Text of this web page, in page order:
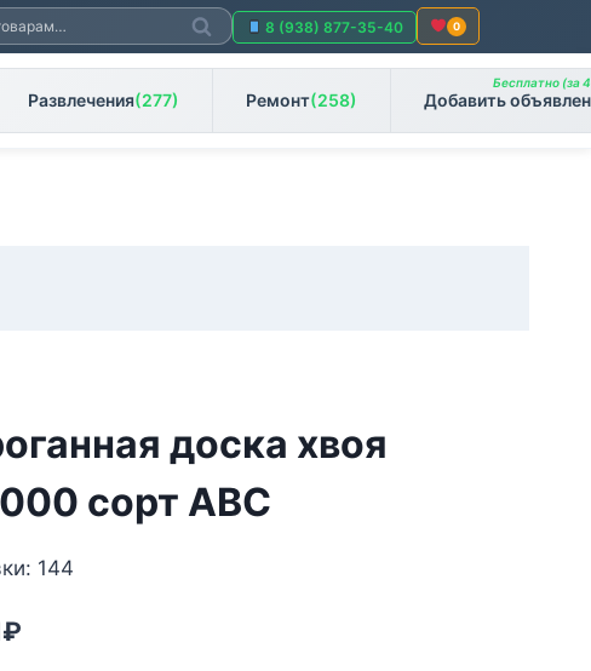
Поиск
8 (938) 877-35-40 0
Развлечения(277) Ремонт(258) Добавить
Бесплатно (за
доска хвоя
сорт АВС
144
₽Текущая